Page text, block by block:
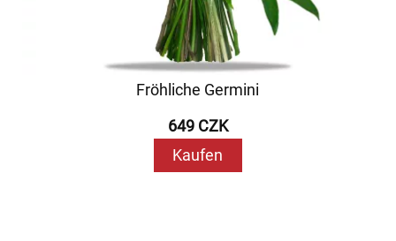
Fröhliche Germini
649 CZK
Kaufen